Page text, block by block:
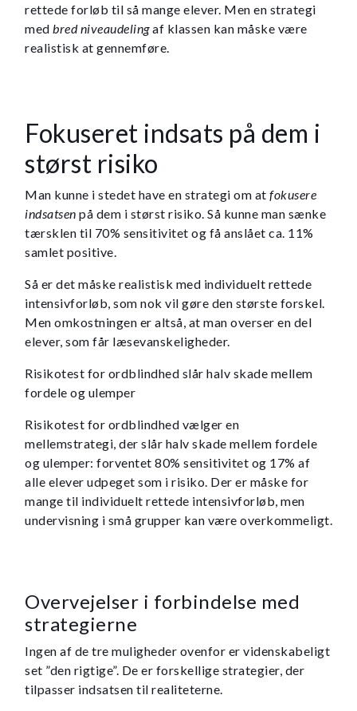
rettede forløb til så mange elever. Men en strategi
med bred niveaudelingaf klassen kan måske være
realistisk at gennemføre.
Fokuseret indsats på dem i
størst risiko
Man kunne i stedet have en strategi om at fokusere
indsatsen på dem i størst risiko. Så kunne man sænke
tærsklen til 70% sensitivitet og få anslået ca. 11%
samlet positive.
Så er det måske realistisk med individuelt rettede
intensivforløb, som nok vil gøre den største forskel.
Men omkostningen er altså, at man overser en del
elever, som får læsevanskeligheder.
Risikotest for ordblindhed slår halv skade mellem
fordele og ulemper
Risikotest for ordblindhed vælger en
mellemstrategi, der slår halv skade mellem fordele
og ulemper: forventet 80% sensitivitet og 17% af
alle elever udpeget som i risiko. Der er måske for
mange til individuelt rettede intensivforløb, men
undervisning i små grupper kan være overkommeligt.
Overvejelser i forbindelse med
strategierne
Ingen af de tre muligheder ovenfor er videnskabeligt
set ”den rigtige”. De er forskellige strategier, der
tilpasser indsatsen til realiteterne.